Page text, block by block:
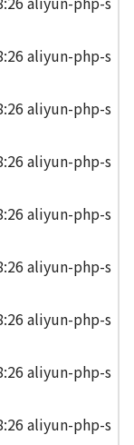
aliyun-php-s
aliyun-php-s
aliyun-php-s
aliyun-php-s
aliyun-php-s
aliyun-php-s
aliyun-php-s
aliyun-php-s